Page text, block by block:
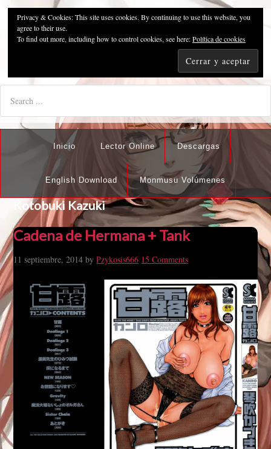
Pzykosis666HFansub
"I'm the best there is at what I do, but what I do best isn't very
Inicio Lector Online Descargas
English Download Monmusu Volúmenes
Kotobuki Kazuki
Cadena de Hermana + Tank
11 septiembre, 2014 byPzykosis666 15 Comments
Privacy & Cookies: This site uses cookies. By continuing to use this website, you
agree to their use.
To find out more, including how to control cookies, see here:Política de cookies